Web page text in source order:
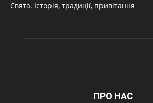
Свята. Історія, традиції, привітання
ПРО НАС